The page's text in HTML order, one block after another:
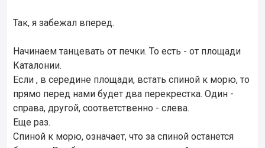
Так, я забежал вперед.
Начинаем танцевать от печки. То есть - от площади
Каталонии.
Если , в середине площади, встать спиной к морю, то
прямо перед нами будет два перекрестка. Один -
справа, другой, соответственно - слева.
Еще раз.
Спиной к морю, означает, что за спиной останется